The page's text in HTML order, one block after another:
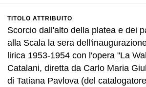
TITOLO ATTRIBUITO
Scorcio dall'alto della platea e dei
alla Scala la sera
lirica 1953-1954 con l'opera "La
Catalani, diretta da Carlo Maria
di Tatiana Pavlova (del